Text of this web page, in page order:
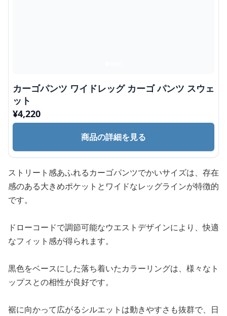
カーゴパンツ ワイドレッグ カーゴ パンツ スウェ
ット
¥4,220
商品の詳細を見る
ストリート感あふれるカーゴパンツでかいサイズは、存在
感のある大きめポケットとワイドなレッグラインが特徴的
です。
ドローコードで調節可能なウエストデザインにより、快適
なフィット感が得られます。
黒色をベースにした落ち着いたカラーリングは、様々なト
ップスとの相性が良好です。
裾に向かって広がるシルエットは動きやすさも抜群で、日